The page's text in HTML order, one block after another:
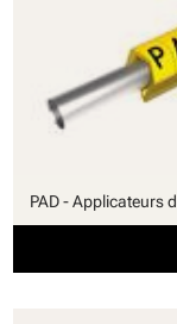
PAD - Applicateurs